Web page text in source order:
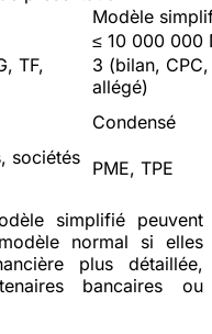
Modèle
≤ 10 000 000
TF,
3 (bilan, CPC,
allégé)
Condensé
sociétés PME, TPE
simplifié peuvent
normal si elles
plus détaillée,
bancaires ou